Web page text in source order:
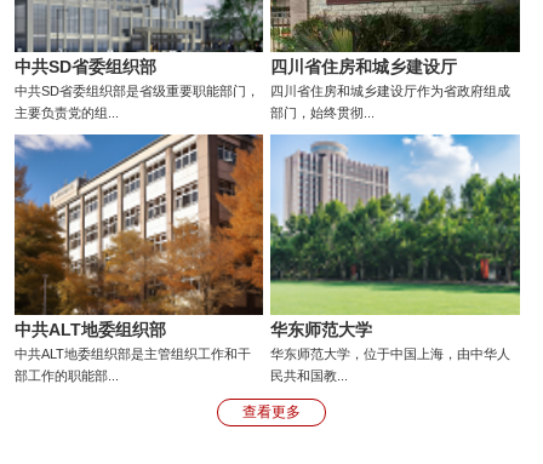
中共SD省委组织部
中共SD省委组织部是省级重要职能部门，
主要负责党的组...
四川省住房和城乡建设厅
四川省住房和城乡建设厅作为省政府组成
部门，始终贯彻...
中共ALT地委组织部
中共ALT地委组织部是主管组织工作和干
部工作的职能部...
华东师范大学
华东师范大学，位于中国上海，由中华人
民共和国教...
查看更多